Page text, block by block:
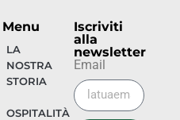
Menu
LA
NOSTRA
STORIA
OSPITALITÀ
Iscriviti
alla
newsletter
Email